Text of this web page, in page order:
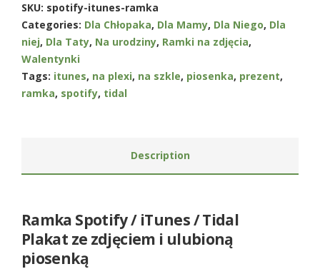
SKU: spotify-itunes-ramka
Categories: Dla Chłopaka, Dla Mamy, Dla Niego, Dla
niej, Dla Taty, Na urodziny, Ramki na zdjęcia,
Walentynki
Tags: itunes, na plexi, na szkle, piosenka, prezent,
ramka, spotify, tidal
Description
Ramka Spotify / iTunes / Tidal
Plakat ze zdjęciem i ulubioną
piosenką